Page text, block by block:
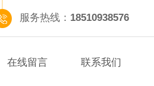
服务热线： 18510938576
在线留言 联系我们